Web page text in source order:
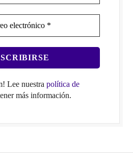
Lee nuestra política de
más información.